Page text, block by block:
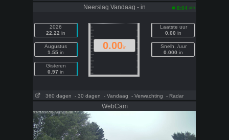
Neerslag Vandaag - in 8:04 am
2026
22.22 in
Augustus
1.55 in
Gisteren
0.97 in
0.00in
Laatste uur
0.00 in
Snelh. /uur
0.000 in
360 dagen - 30 dagen - Vandaag - Verwachting - Radar
WebCam